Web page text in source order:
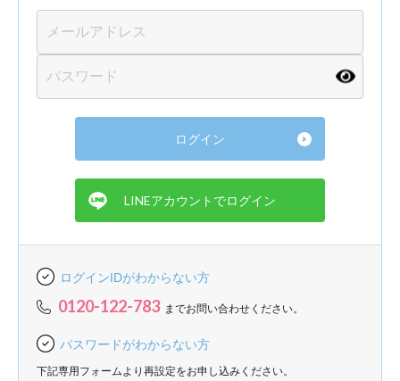
ログインIDがわからない方
0120-122-783 までお問い合わせください。
パスワードがわからない方
下記専用フォームより再設定をお申し込みください。